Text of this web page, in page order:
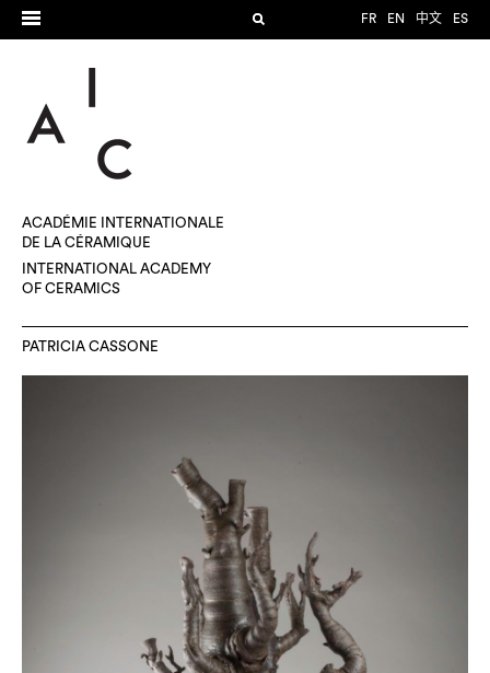
FR EN 中文 ES
ACADÉMIE INTERNATIONALE
DE LA CÉRAMIQUE
INTERNATIONAL ACADEMY
OF CERAMICS
PATRICIA CASSONE